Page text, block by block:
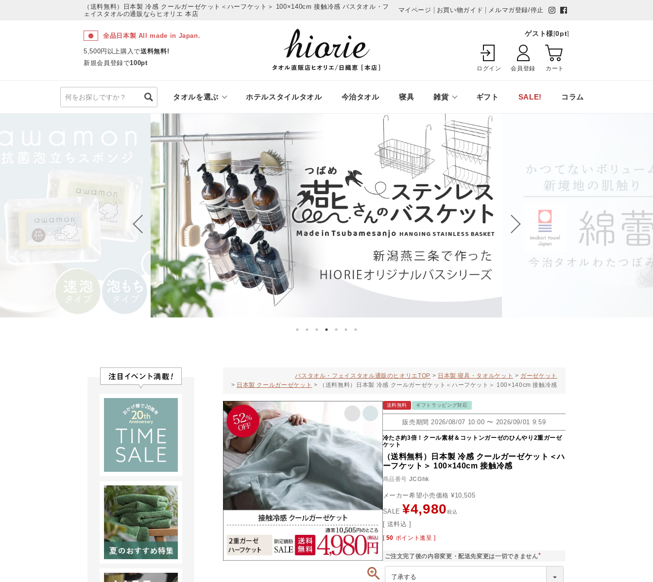
（送料無料）日本製 冷感 クールガーゼケット＜ハーフケット＞ 100×140cm 接触冷感バスタオル・フ
ェイスタオルの通販ならヒオリエ 本店
マイページ お買い物ガイド メルマガ登録/停止
全品日本製 All made in Japan.
5,500円以上購入で送料無料!
新規会員登録で100pt
ゲスト様[0pt]
ログイン 会員登録 カート
タオルを選ぶ ホテルスタイルタオル 今治タオル 寝具 雑貨 ギフト SALE! コラム
バスタオル・フェイスタオル通販のヒオリエTOP 日本製 寝具・タオルケット
ガーゼケット
日本製 クールガーゼケット
（送料無料）日本製 冷感 クールガーゼケット＜ハーフケット＞ 100×140cm 接触冷感
送料無料 ギフトラッピング対応
販売期間 2026/08/07 10:00 〜 2026/09/01 9:59
冷たさ約3倍！クール素材＆コットンガーゼのひんやり2重ガーゼ
ケット
（送料無料）日本製 冷感 クールガーゼケット＜ハ
ーフケット＞ 100×140cm 接触冷感
商品番号 JCGhk
メーカー希望小売価格 ¥10,505
SALE ¥4,980税込
送料込
[ 50 ポイント進呈 ]
ご注文完了後の内容変更・配送先変更は一切できません
必